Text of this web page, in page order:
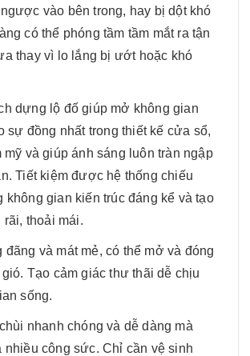
vào bên trong, hay bị dột khó
có thể phóng tầm tầm mắt ra tận
thay vì lo lắng bị ướt hoặc khó
dựng lộ đố giúp mở không gian
sự đồng nhất trong thiết kế cửa sổ,
mỹ và giúp ánh sáng luôn tràn ngập
Tiết kiệm được hệ thống chiếu
không gian kiến trúc đáng kể và tạo
rãi, thoải mái.
đãng và mát mẻ, có thể mở và đóng
gió. Tạo cảm giác thư thãi dễ chịu
sống.
nhanh chóng và dễ dàng mà
nhiều công sức. Chỉ cần vệ sinh